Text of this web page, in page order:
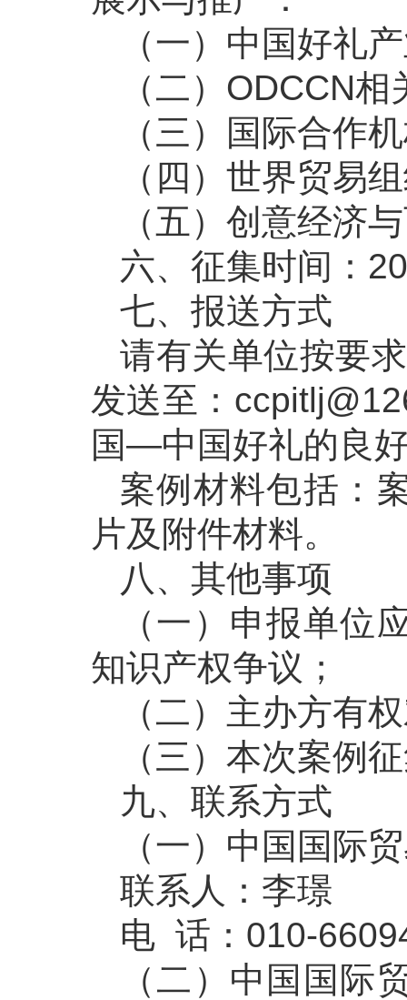
（一）中国好礼
（二）ODCCN
（三）国际合作
（四）世界贸易
（五）创意经济
六、征集时间：
七、报送方式
请有关单位按要
发送至：
国—中国好礼的良
案例材料包括：
片及附件材料。
八、其他事项
（一）申报单位
知识产权争议；
（二）主办方有
（三）本次案例
九、联系方式
（一）中国国际
联系人：李璟
电 话：010-
（二）中国国际